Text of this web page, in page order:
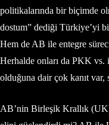
politikalarında bir biçimde
dostum” dediği Türkiye’yi
Hem de AB ile entegre
Herhalde onları da PKK
olduğuna dair çok kanıt var,
AB’nin Birleşik Krallık